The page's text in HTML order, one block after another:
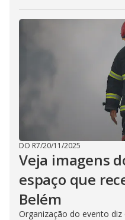
DO R7/20/11/2025
Veja imagens
espaço que
Belém
Organização do evento